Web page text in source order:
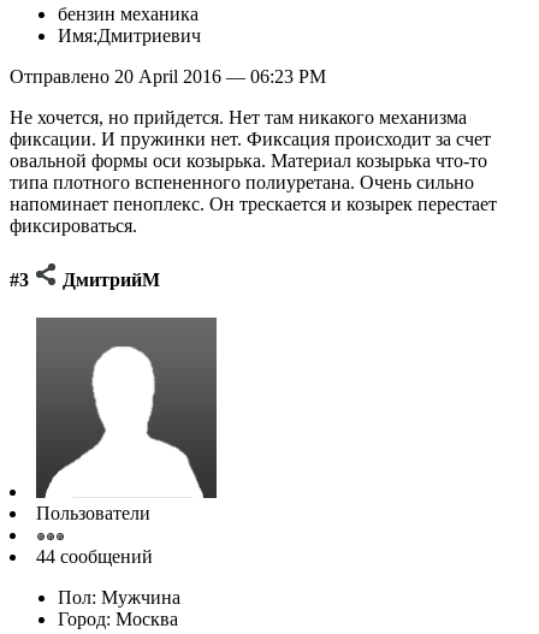
бензин механика
Имя:Дмитриевич
Отправлено 20 April 2016 — 06:23 PM
Не хочется, но прийдется. Нет там никакого механизма
фиксации. И пружинки нет. Фиксация происходит за счет
овальной формы оси козырька. Материал козырька что-то
типа плотного вспененного полиуретана. Очень сильно
напоминает пеноплекс. Он трескается и козырек перестает
фиксироваться.
#3 ДмитрийМ
Пользователи
44 сообщений
Пол: Мужчина
Город: Москва